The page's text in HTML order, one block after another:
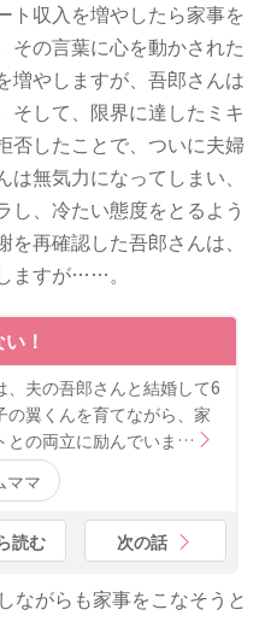
ト収入を増やしたら家事を
その言葉に心を動かされた
増やしますが、吾郎さんは
そして、限界に達したミキ
否したことで、ついに夫婦
無気力になってしまい、
し、冷たい態度をとるよう
再確認した吾郎さんは、
ますが……。
！
、夫の吾郎さんと結婚して6
の翼くんを育てながら、家
との両立に励んでいま…
ママ
読む 次の話
ながらも家事をこなそうと